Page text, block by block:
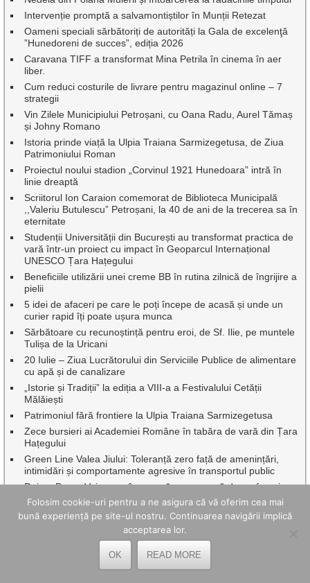
Intervenție promptă a salvamontiștilor în Munții Retezat
Oameni speciali sărbătoriți de autorități la Gala de excelenţă
”Hunedoreni de succes”, ediția 2026
Caravana TIFF a transformat Mina Petrila în cinema în aer
liber.
Cum reduci costurile de livrare pentru magazinul online – 7
strategii
Vin Zilele Municipiului Petroșani, cu Oana Radu, Aurel Tămaș
și Johny Romano
Istoria prinde viață la Ulpia Traiana Sarmizegetusa, de Ziua
Patrimoniului Roman
Proiectul noului stadion „Corvinul 1921 Hunedoara” intră în
linie dreaptă
Scriitorul Ion Caraion comemorat de Biblioteca Municipală
,,Valeriu Butulescu” Petroșani, la 40 de ani de la trecerea sa în
eternitate
Studenții Universității din București au transformat practica de
vară într-un proiect cu impact în Geoparcul Internațional
UNESCO Țara Hațegului
Beneficiile utilizării unei creme BB în rutina zilnică de îngrijire a
pielii
5 idei de afaceri pe care le poți începe de acasă și unde un
curier rapid îți poate ușura munca
Sărbătoare cu recunoștință pentru eroi, de Sf. Ilie, pe muntele
Tulișa de la Uricani
20 Iulie – Ziua Lucrătorului din Serviciile Publice de alimentare
cu apă și de canalizare
„Istorie și Tradiții” la ediția a VIII-a a Festivalului Cetății
Mălăiești
Patrimoniul fără frontiere la Ulpia Traiana Sarmizegetusa
Zece bursieri ai Academiei Române în tabăra de vară din Țara
Hațegului
Green Line Valea Jiului: Toleranță zero față de amenințări,
intimidări și comportamente agresive în transportul public
Dr.ing. Benor Voicescu, împreună cu o seamă de profesori
emeriți ai Universității din Petroșani au fost onorați de
Facultatea de Mine
Continuă asfaltările, pe mai multe artere rutiere din Petroșani
Corvinul Hunedoara revine în Superliga luni, 20 iulie, cu meciul
Vacanțe școlare 2026-2027: Când vor avea elevii vacanțele de
Folosim cookie-uri pentru a ne asigura că vă oferim cea mai
bună experiență pe site-ul nostru. Continuarea navigării implică
acceptarea lor.
OK READ MORE